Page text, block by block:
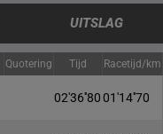
UITSLAG
Quotering Tijd Racetijd/km
02'36''8001'14''70